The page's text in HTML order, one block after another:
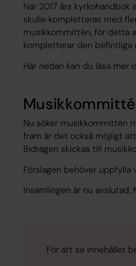
När 2017 års
skulle kompletteras med
musikkommittén, för detta
kompletterar den befintliga
Här nedan kan du läsa mer
Nu söker musikkommittén
fram är det också möjligt
Bidragen skickas till
Förslagen behöver uppfylla
Insamlingen är nu
För att se innehållet